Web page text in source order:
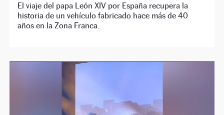
El viaje del papa León XIV por España recupera la
historia de un vehículo fabricado hace más de 40
años en la Zona Franca.